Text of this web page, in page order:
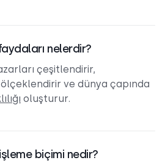
nelerdir?
çeşitlendirir,
ve dünya çapında
oluşturur.
biçimi nedir?